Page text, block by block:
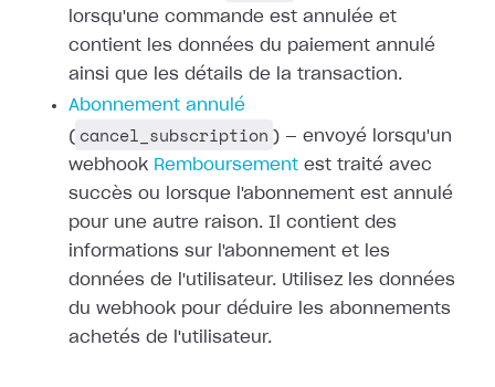
lorsqu'une commande est annulée et
contient les données du paiement annulé
ainsi que les détails de la transaction.
Abonnement annulé
( cancel_subscription ) — envoyé lorsqu'un
webhook Remboursement est traité avec
succès ou
lorsque l'abonnement est annulé
pour une autre raison. Il contient des
informations sur l'abonnement et les
données de l'utilisateur. Utilisez les données
du webhook pour déduire les abonnements
achetés de l'utilisateur.